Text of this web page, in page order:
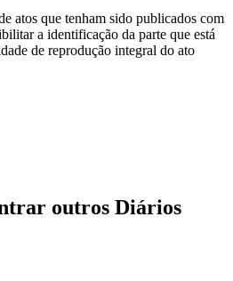
atos que tenham sido publicados com
a identificação da parte que está
de reprodução integral do ato
outros Diários